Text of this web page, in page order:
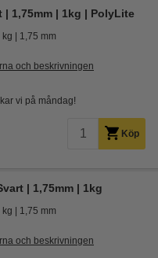
| 1,75mm | 1kg | PolyLite
kg 1,75 mm
och beskrivningen
vi på måndag!
Köp
| 1,75mm | 1kg
kg 1,75 mm
och beskrivningen